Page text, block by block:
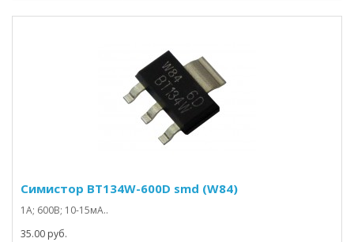
Симистор BT134W-600D smd (W84)
1А; 600В; 10-15мА..
35.00 руб.